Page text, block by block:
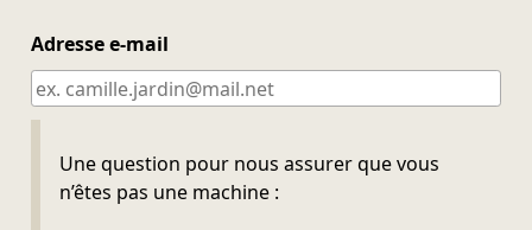
Adresse e-mail
Une question pour nous assurer que vous
n’êtes pas une machine :
Ne pas remplir